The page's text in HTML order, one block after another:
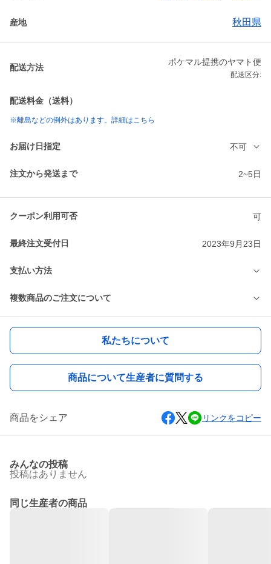
産地 秋田県
配送方法
ポケマル提携のヤマト便
配送区分:
配送料金（送料）
※離島などの例外はあります。詳細はこちら
お届け日指定 不可
注文から発送まで 2~5日
クーポン利用可否 可
最終注文受付日 2023年9月23日
支払い方法
複数商品のご注文について
私たちについて
商品について生産者に質問する
商品をシェア リンクをコピー
みんなの投稿
投稿はありません
同じ生産者の商品